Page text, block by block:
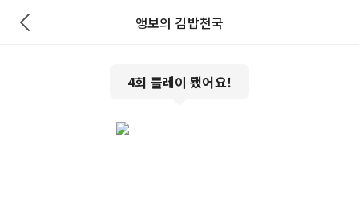
앵보의 김밥천국
4회 플레이 됐어요!